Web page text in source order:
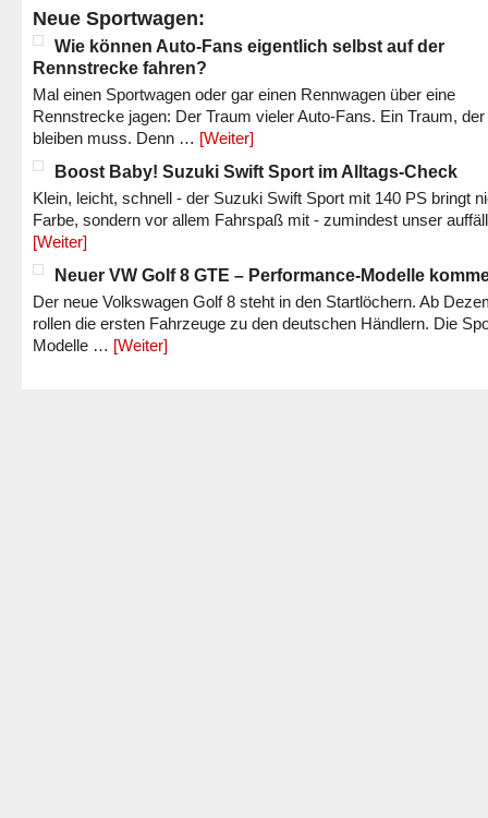
Neue Sportwagen:
Wie können Auto-Fans eigentlich selbst auf der
Rennstrecke fahren?
Mal einen Sportwagen oder gar einen Rennwagen über eine
Rennstrecke jagen: Der Traum vieler Auto-Fans. Ein Traum,
bleiben muss. Denn … [Weiter]
Boost Baby! Suzuki Swift Sport im Alltags-Check
Klein, leicht, schnell - der Suzuki Swift Sport mit 140 PS bringt
Farbe, sondern vor allem Fahrspaß mit - zumindest unser
[Weiter]
Neuer VW Golf 8 GTE – Performance-Modelle
Der neue Volkswagen Golf 8 steht in den Startlöchern. Ab
rollen die ersten Fahrzeuge zu den deutschen Händlern. Die
Modelle … [Weiter]